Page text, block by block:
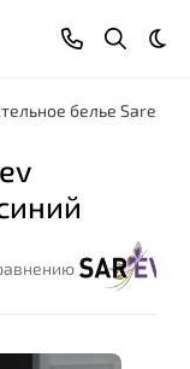
белье Sarev